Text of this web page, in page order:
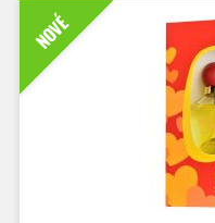
NOVÉ